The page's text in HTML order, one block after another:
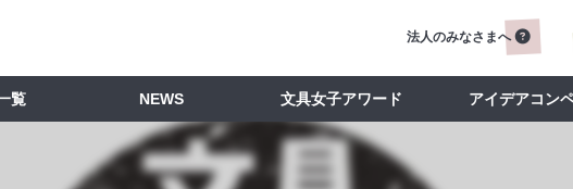
覧 NEWS 文具女子アワード アイデアコン
法人のみなさまへ